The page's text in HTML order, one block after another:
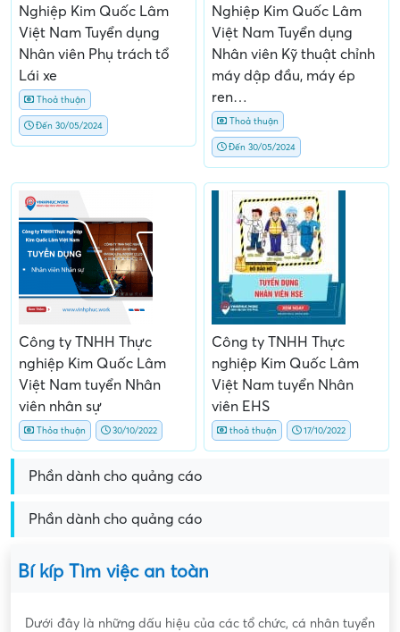
Nghiệp Kim Quốc Lâm
Việt Nam Tuyển dụng
Nhân viên Phụ trách tổ
Lái xe
Thoả thuận
Đến 30/05/2024
Nghiệp Kim Quốc Lâm
Việt Nam Tuyển dụng
Nhân viên Kỹ thuật chỉnh
máy dập đầu, máy ép
ren…
Thoả thuận
Đến 30/05/2024
Công ty TNHH Thực
nghiệp Kim Quốc Lâm
Việt Nam tuyển Nhân
viên nhân sự
Thỏa thuận 30/10/2022
Công ty TNHH Thực
nghiệp Kim Quốc Lâm
Việt Nam tuyển Nhân
viên EHS
thoả thuận 17/10/2022
Phần dành cho quảng cáo
Phần dành cho quảng cáo
Bí kíp Tìm việc an toàn
Dưới đây là những dấu hiệu của các tổ chức, cá nhân tuyển